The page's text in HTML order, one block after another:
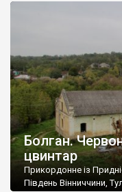
Болган.
цвинтар
Прикордонне із
Південь Вінниччини,